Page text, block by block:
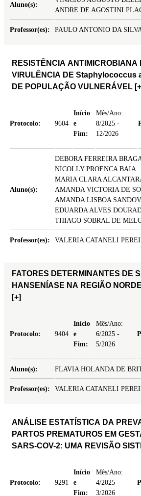
Aluno(s):
ANDRE DE AGOSTINI
Professor(es): PAULO ANTONIO DA
RESISTÊNCIA ANTIMICROBIANA
VIRULÊNCIA DE Staphylococcus
DE POPULAÇÃO VULNERÁVEL
Protocolo: 9604
Início
e
Fim:
Mês/Ano:
8/2025 -
12/2026
Aluno(s):
DEBORA FERREIRA
NICOLLY PROENCA BAIA
MARIA CLARA
AMANDA VICTORIA DE
AMANDA LISBOA
EDUARDA ALVES
THIAGO SOBRAL DE
Professor(es): VALERIA CATANELI
FATORES DETERMINANTES DE
HANSENÍASE NA REGIÃO
[+]
Protocolo: 9404
Início
e
Fim:
Mês/Ano:
6/2025 -
5/2026
Aluno(s): FLAVIA HOLANDA DE
Professor(es): VALERIA CATANELI
ANÁLISE ESTATÍSTICA DA
PARTOS PREMATUROS EM
SARS-COV-2: UMA REVISÃO
Protocolo: 9291
Início
e
Fim:
Mês/Ano:
4/2025 -
3/2026